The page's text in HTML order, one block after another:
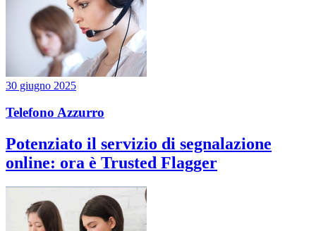
30 giugno 2025
Telefono Azzurro
Potenziato il servizio di segnalazione
online: ora è Trusted Flagger